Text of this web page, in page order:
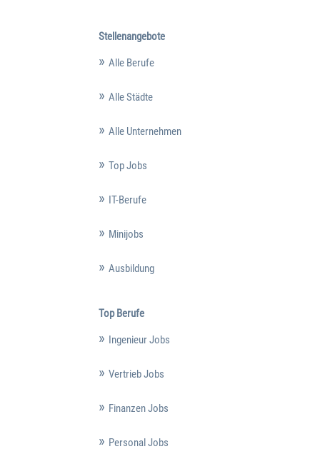
Stellenangebote
Alle Berufe
Alle Städte
Alle Unternehmen
Top Jobs
IT-Berufe
Minijobs
Ausbildung
Top Berufe
Ingenieur Jobs
Vertrieb Jobs
Finanzen Jobs
Personal Jobs